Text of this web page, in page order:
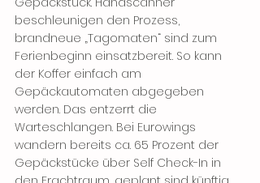
beschleunigen den Prozess,
brandneue „Tagomaten“ sind zum
Ferienbeginn einsatzbereit. So kann
der Koffer einfach am
Gepäckautomaten abgegeben
werden. Das entzerrt die
Warteschlangen. Bei Eurowings
wandern bereits ca. 65 Prozent der
Gepäckstücke über Self Check-In in